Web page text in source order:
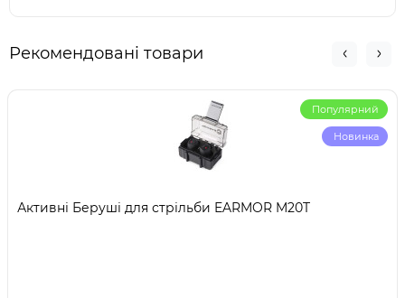
Рекомендовані товари
Популярний
Новинка
Активні Беруші для стрільби EARMOR M20T